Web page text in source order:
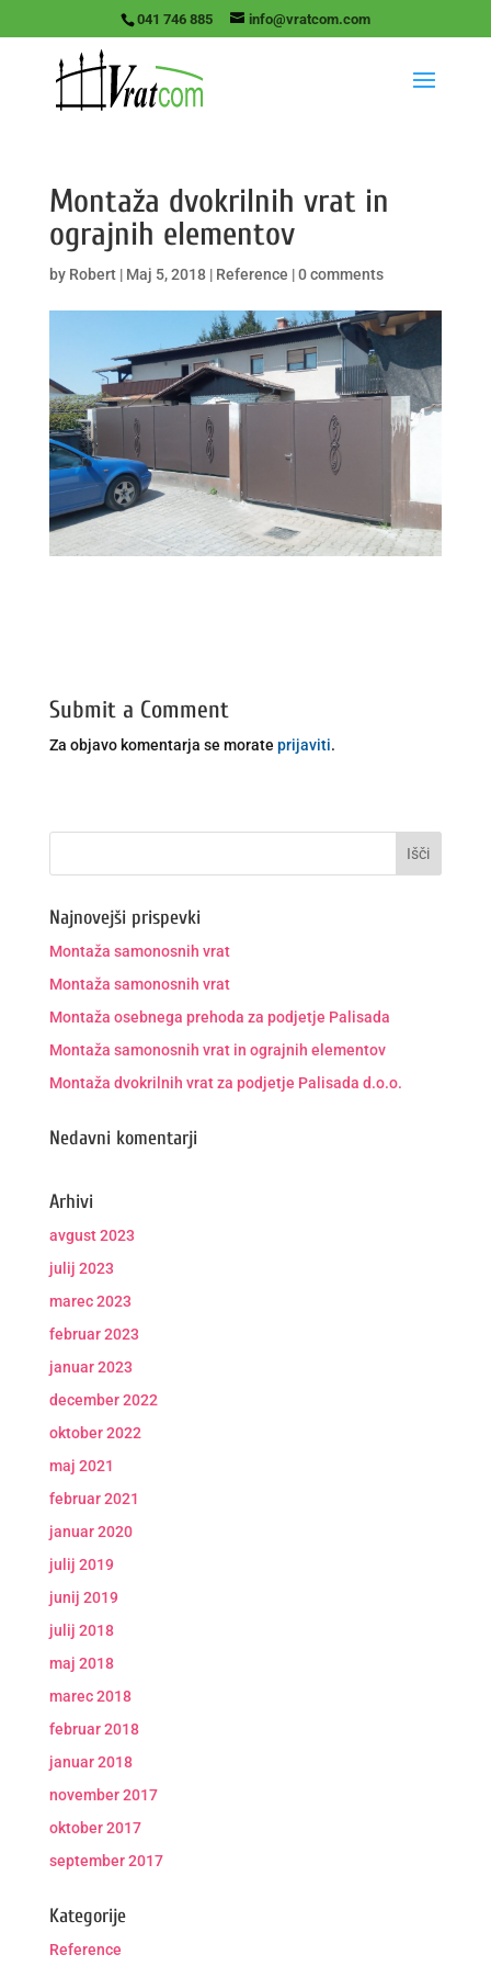
041 746 885 info@vratcom.com
Montaža dvokrilnih vrat in
ograjnih elementov
by Robert| Maj 5, 2018| Reference |0 comments
Submit a Comment
Za objavo komentarja se morate prijaviti.
Najnovejši prispevki
Montaža samonosnih vrat
Montaža samonosnih vrat
Montaža osebnega prehoda za podjetje Palisada
Montaža samonosnih vrat in ograjnih elementov
Montaža dvokrilnih vrat za podjetje Palisada d.o.o.
Nedavni komentarji
Arhivi
avgust 2023
julij 2023
marec 2023
februar 2023
januar 2023
december 2022
oktober 2022
maj 2021
februar 2021
januar 2020
julij 2019
junij 2019
julij 2018
maj 2018
marec 2018
februar 2018
januar 2018
november 2017
oktober 2017
september 2017
Kategorije
Reference